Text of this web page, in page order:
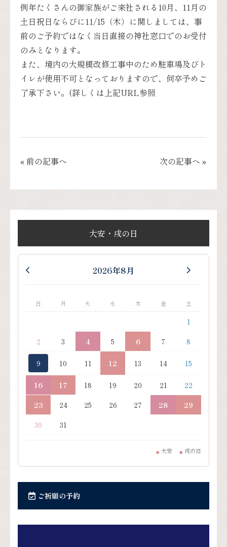
例年たくさんの御家族がご来社される10月、11月の
土日祝日ならびに11/15（木）に関しましては、事
前のご予約ではなく当日直接の神社窓口でのお受付
のみとなります。
また、境内の大規模改修工事中のため駐車場及びト
イレが使用不可となっておりますので、何卒予めご
了承下さい。(詳しくは上記URL参照
« 前の記事へ 次の記事へ »
大安・戌の日
2026年8月
日 月 火 水 木 金 土
1
2
3 4 5 6 7 8
9 10 11 12 13 14 15
16 17 18 19 20 21
22
23
24 25 26 27 28
29
30
31
● 大安 ● 戌の日
ご祈願の予約